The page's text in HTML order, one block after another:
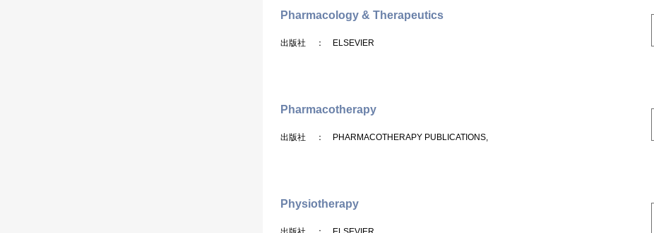
Pharmacology & Therapeutics
出版社 ： ELSEVIER
Pharmacotherapy
出版社 ： PHARMACOTHERAPY PUBLICATIONS,
Physiotherapy